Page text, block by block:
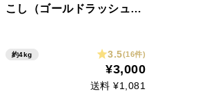
こし（ゴールドラッシュ大
約4kg 3.5(16件)
¥3,000
送料 ¥1,081